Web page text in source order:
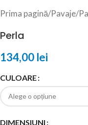
Prima pagină/Pavaje/
Perla
134,00 lei
CULOARE
DIMENSIUNI